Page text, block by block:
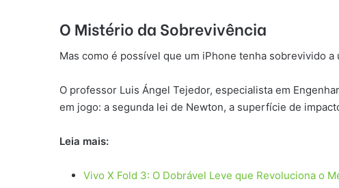
O Mistério da Sobrevivência
Mas como é possível que um iPhone tenha sobrevivido
O professor Luis Ángel Tejedor, especialista em
em jogo: a segunda lei de Newton, a superfície de
Leia mais:
Vivo X Fold 3: O Dobrável Leve que Revoluciona o